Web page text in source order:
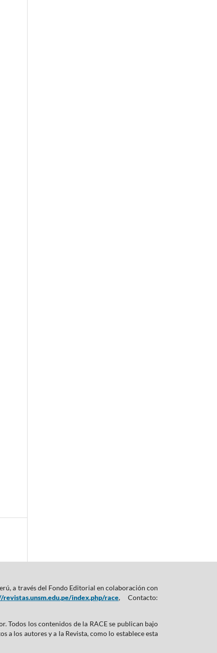
a través del Fondo Editorial en colaboración con
index.php/race, Contacto:
Todos los contenidos de la RACE se publican bajo
a los autores y a la Revista, como lo establece esta